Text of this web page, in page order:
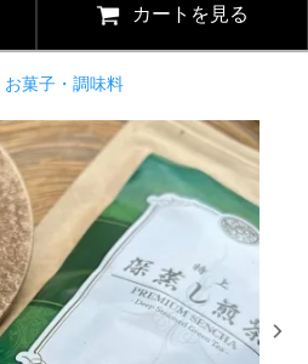
カートを見る
菓子・調味料